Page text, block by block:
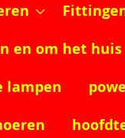
en om het huis
lampen